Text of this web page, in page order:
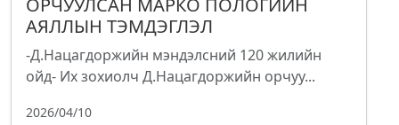
ОРЧУУЛСАН МАРКО ПОЛОГИЙН
АЯЛЛЫН ТЭМДЭГЛЭЛ
-Д.Нацагдоржийн мэндэлсний 120 жилийн
ойд- Их зохиолч Д.Нацагдоржийн орчуу...
2026/04/10